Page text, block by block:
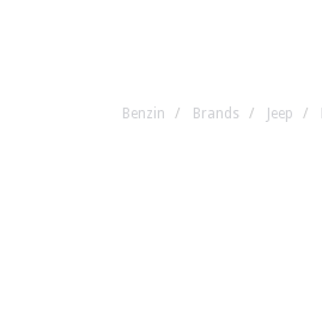
Benzin Brands Jeep